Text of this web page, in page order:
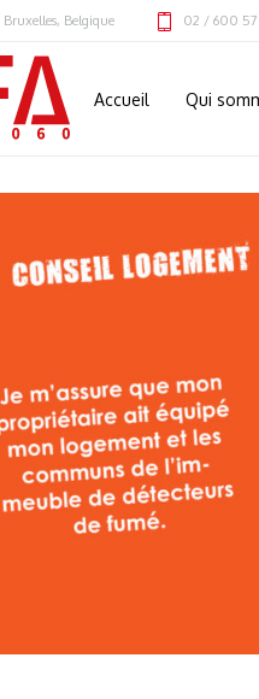
Bruxelles, Belgique 02 / 600
Accueil Qui